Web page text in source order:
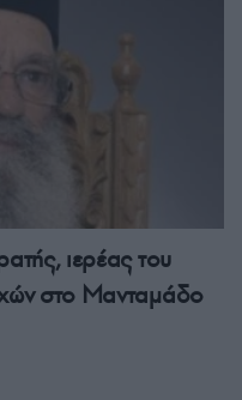
ιερέας του
στο Μανταμάδο